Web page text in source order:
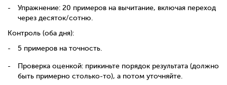
Упражнение: 20 примеров на вычитание, включая переход
через десяток/сотню.
Контроль (оба дня):
5 примеров на точность.
Проверка оценкой: прикиньте порядок результата (должно
быть примерно столько-то), а потом уточняйте.